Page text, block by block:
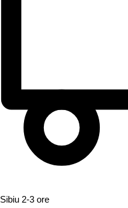
Sibiu 2-3 ore